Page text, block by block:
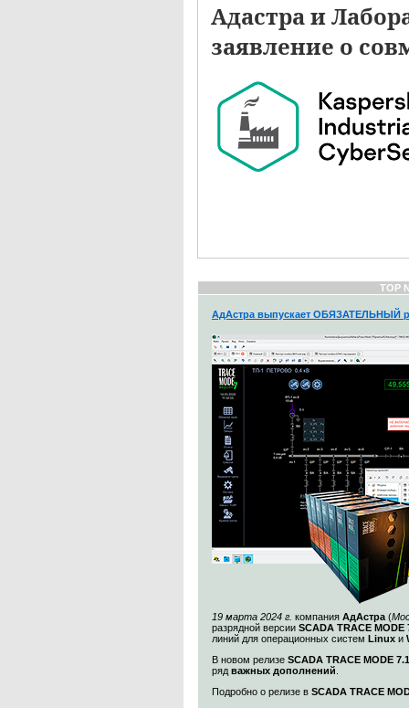
Адастра и
заявление о
TOP
АдАстра выпускает ОБЯЗАТЕЛЬНЫЙ
19 марта 2024 г. компания АдАстра (
разрядной версии SCADA TRACE MODE
линий для операционных систем Linux и
В новом релизе SCADA TRACE MODE
ряд важных дополнений
Подробно о релизе в SCADA TRACE